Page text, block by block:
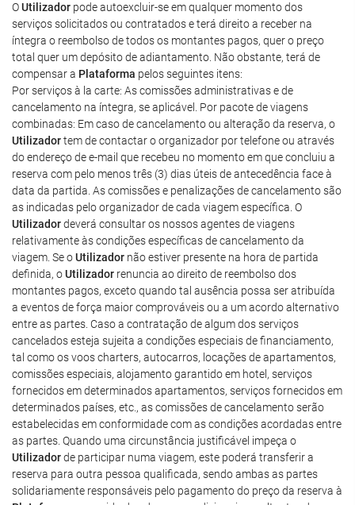
OUtilizador pode autoexcluir-se em qualquer momento dos
serviços solicitados ou contratados e terá direito a receber na
íntegra o reembolso de todos os montantes pagos, quer o preço
total quer um depósito de adiantamento. Não obstante, terá de
compensar a Plataforma pelos seguintes itens:
Por serviços à la carte: As comissões administrativas e de
cancelamento na íntegra, se aplicável. Por pacote de viagens
combinadas: Em caso de cancelamento ou alteração da reserva, o
Utilizadortem de contactar o organizador por telefone ou através
do endereço de e-mail que recebeu no momento em que concluiu a
reserva com pelo menos três (3) dias úteis de antecedência face à
data da partida. As comissões e penalizações de cancelamento são
as indicadas pelo organizador de cada viagem específica. O
Utilizadordeverá consultar os nossos agentes de viagens
relativamente às condições específicas de cancelamento da
viagem. Se oUtilizador não estiver presente na hora de partida
definida, oUtilizador renuncia ao direito de reembolso dos
montantes pagos, exceto quando tal ausência possa ser atribuída
a eventos de força maior comprováveis ou a um acordo alternativo
entre as partes. Caso a contratação de algum dos serviços
cancelados esteja sujeita a condições especiais de financiamento,
tal como os voos charters, autocarros, locações de apartamentos,
comissões especiais, alojamento garantido em hotel, serviços
fornecidos em determinados apartamentos, serviços fornecidos em
determinados países, etc., as comissões de cancelamento serão
estabelecidas em conformidade com as condições acordadas entre
as partes. Quando uma circunstância justificável impeça o
Utilizadorde participar numa viagem, este poderá transferir a
reserva para outra pessoa qualificada, sendo ambas as partes
solidariamente responsáveis pelo pagamento do preço da reserva à